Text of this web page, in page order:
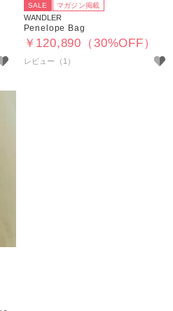
SALE マガジン掲載
WANDLER
Penelope Bag
￥120,890（30%OFF）
レビュー（1）